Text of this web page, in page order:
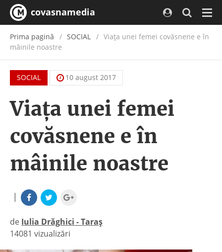
covasnamedia
Prima pagină SOCIAL
Viața unei femei covăsnene e în
mâinile noastre
SOCIAL 10 august 2017
Viața unei femei
covăsnene e în
mâinile noastre
|
de Iulia Drăghici - Taraș
|
14081 vizualizări